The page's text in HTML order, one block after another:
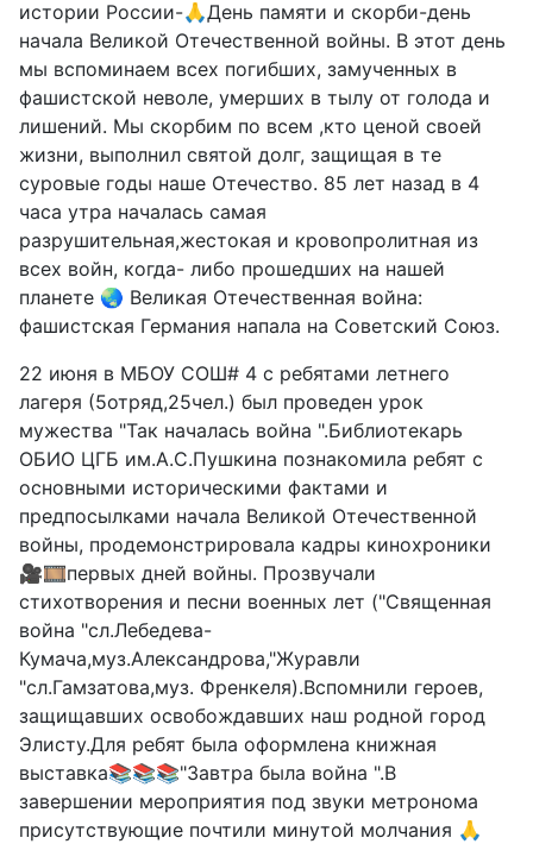
истории России-🙏День памяти и скорби-день
начала Великой Отечественной войны. В этот день
мы вспоминаем всех погибших, замученных в
фашистской неволе, умерших в тылу от голода и
лишений. Мы скорбим по всем ,кто ценой своей
жизни, выполнил святой долг, защищая в те
суровые годы наше Отечество. 85 лет назад в 4
часа утра началась самая
разрушительная,жестокая и кровопролитная из
всех войн, когда- либо прошедших на нашей
планете 🌏 Великая Отечественная война:
фашистская Германия напала на Советский Союз.
22 июня в МБОУ СОШ# 4 с ребятами летнего
лагеря (5отряд,25чел.) был проведен урок
мужества "Так началась война ".Библиотекарь
ОБИО ЦГБ им.А.С.Пушкина познакомила ребят с
основными историческими фактами и
предпосылками начала Великой Отечественной
войны, продемонстрировала кадры кинохроники
🎥🎞первых дней войны. Прозвучали
стихотворения и песни военных лет ("Священная
война "сл.Лебедева-
Кумача,муз.Александрова,"Журавли
"сл.Гамзатова,муз. Френкеля).Вспомнили героев,
защищавших освобождавших наш родной город
Элисту.Для ребят была оформлена книжная
выставка📚📚📚"Завтра была война ".В
завершении мероприятия под звуки метронома
присутствующие почтили минутой молчания 🙏